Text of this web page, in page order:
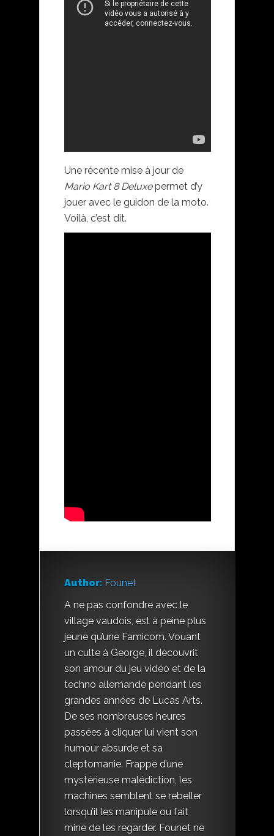
Une récente mise à jour de
Mario Kart 8 Deluxepermet d’y
jouer avec le guidon de la moto.
Voilà, c’est dit.
Author: Founet
A ne pas confondre avec le
village vaudois, est à peine plus
jeune qu’une Famicom. Vouant
un culte à George, il découvrit
son amour du jeu vidéo et de la
techno allemande pendant les
grandes années de Lucas Arts.
De ses nombreuses heures
passées à cliquer lui vient son
humour absurde et sa
cleptomanie. Frappé d’une
mystérieuse malédiction, les
machines semblent se rebeller
lorsqu’il les manipule ou fait
mine de les regarder. Founet ne